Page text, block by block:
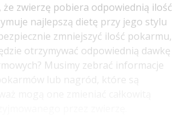
zwierzę pobiera odpowiednią ilość
najlepszą dietę przy jego stylu
zmniejszyć ilość pokarmu,
otrzymywać odpowiednią dawkę
Musimy zebrać informacje
lub nagród, które są